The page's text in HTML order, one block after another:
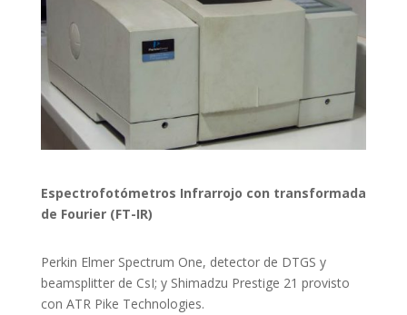
Espectrofotómetros Infrarrojo con transformada
de Fourier (FT-IR)
Perkin Elmer Spectrum One, detector de DTGS y
beamsplitter de CsI; y Shimadzu Prestige 21 provisto
con ATR Pike Technologies.